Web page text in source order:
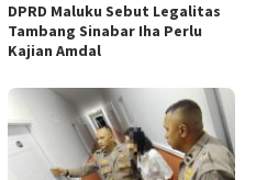
DPRD Maluku Sebut Legalitas
Tambang Sinabar Iha Perlu
Kajian Amdal